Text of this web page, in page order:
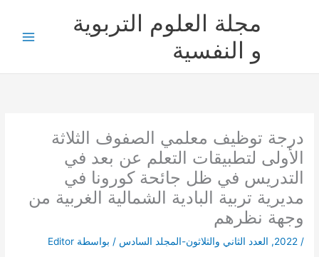
مجلة العلوم التربوية
و النفسية
درجة توظيف معلمي الصفوف الثلاثة
الأولى لتطبيقات التعلم عن بعد في
التدريس في ظل جائحة كورونا في
مديرية تربية البادية الشمالية الغربية من
وجهة نظرهم
/
2022
, العدد الثاني والثلاثون-المجلد السادس / بواسطة Editor